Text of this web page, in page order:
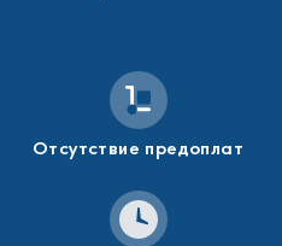
Отсутствие предоплат